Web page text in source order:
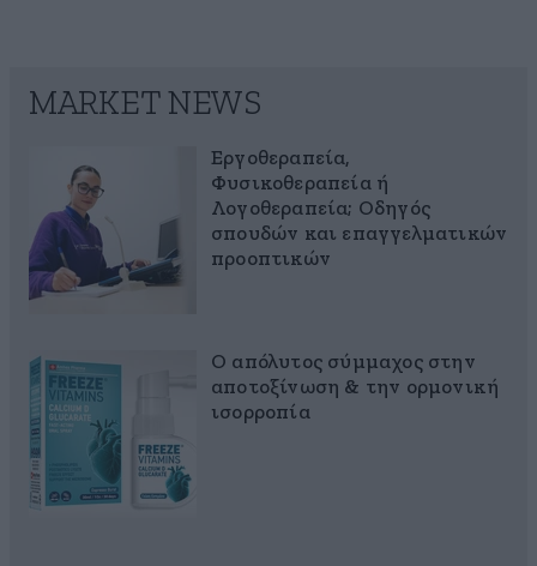
MARKET NEWS
Εργοθεραπεία,
Φυσικοθεραπεία ή
Λογοθεραπεία; Οδηγός
σπουδών και επαγγελματικών
προοπτικών
Ο απόλυτος σύμμαχος στην
αποτοξίνωση & την ορμονική
ισορροπία